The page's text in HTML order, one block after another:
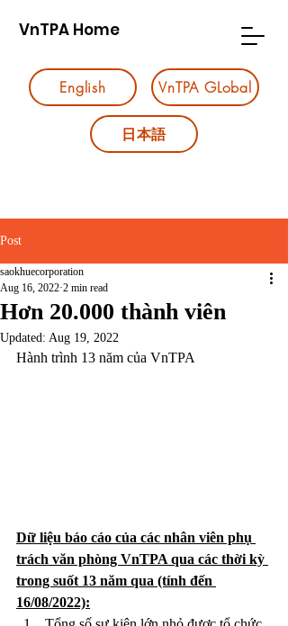
VnTPA Home
English VnTPA GLobal
日本語
Post
Hơn 20.000 thành viên
saokhuecorporation
Aug 16, 2022 2 min read
Updated: Aug 19, 2022
Hành trình 13 năm của VnTPA
Dữ liệu báo cáo của các nhân viên phụ
trách văn phòng VnTPA qua các thời kỳ
trong suốt 13 năm qua (tính đến
16/08/2022):